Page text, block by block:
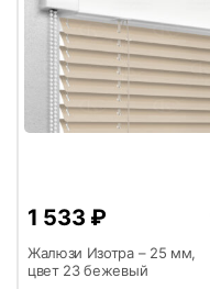
1 533 ₽
Жалюзи Изотра – 25 мм,
цвет 23 бежевый